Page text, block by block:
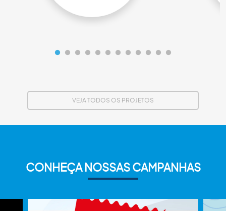
VEJA TODOS OS PROJETOS
CONHEÇA NOSSAS CAMPANHAS